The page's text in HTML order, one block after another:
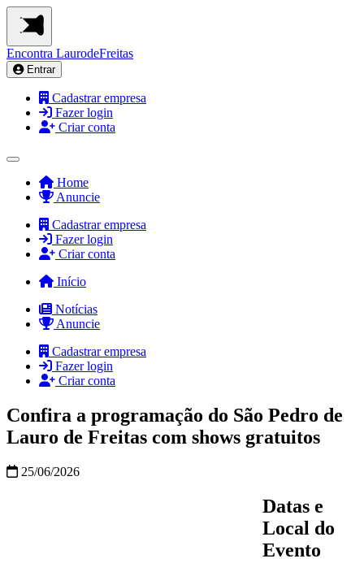
Encontra LaurodeFreitas
Entrar
Cadastrar empresa
Fazer login
Criar conta
Home
Anuncie
Cadastrar empresa
Fazer login
Criar conta
Início
Notícias
Anuncie
Cadastrar empresa
Fazer login
Criar conta
Confira a programação do São Pedro de
Lauro de Freitas com shows gratuitos
25/06/2026
Datas e
Local do
Evento